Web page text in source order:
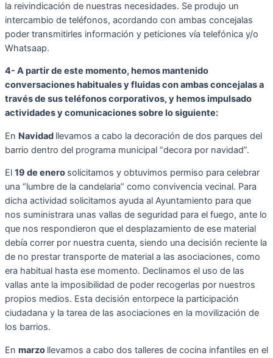
la reivindicación de nuestras necesidades. Se produjo un
intercambio de teléfonos, acordando con ambas concejalas
poder transmitirles información y peticiones vía telefónica y/o
Whatsaap.
4- A partir de este momento, hemos mantenido
conversaciones habituales y fluidas con ambas concejalas a
través de sus teléfonos corporativos, y hemos impulsado
actividades y comunicaciones sobre lo siguiente:
En Navidad llevamos a cabo la decoración de dos parques del
barrio dentro del programa municipal “decora por navidad”.
El 19 de enero solicitamos y obtuvimos permiso para celebrar
una “lumbre de la candelaria” como convivencia vecinal. Para
dicha actividad solicitamos ayuda al Ayuntamiento para que
nos suministrara unas vallas de seguridad para el fuego, ante lo
que nos respondieron que el desplazamiento de ese material
debía correr por nuestra cuenta, siendo una decisión reciente la
de no prestar transporte de material a las asociaciones, como
era habitual hasta ese momento. Declinamos el uso de las
vallas ante la imposibilidad de poder recogerlas por nuestros
propios medios. Esta decisión entorpece la participación
ciudadana y la tarea de las asociaciones en la movilización de
los barrios.
En marzo llevamos a cabo dos talleres de cocina infantiles en el